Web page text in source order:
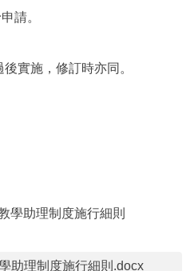
請。
實施，修訂時亦同。
學助理制度施行細則
助理制度施行細則.docx